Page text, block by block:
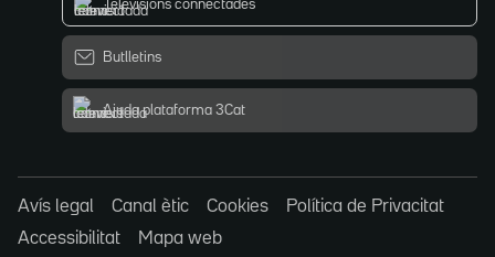
Televisions connectades
Butlletins
Ajuda plataforma 3Cat
Avís legal Canal ètic Cookies
Política de Privacitat
Accessibilitat
Mapa web